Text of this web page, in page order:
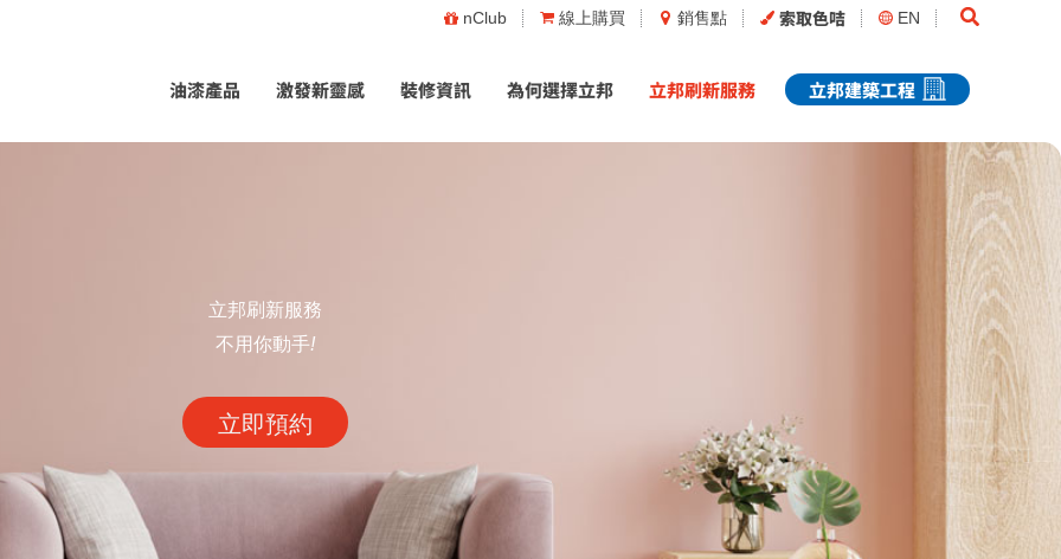
nClub 線上購買 銷售點 索取色咭 EN Search
油漆產品 激發新靈感 裝修資訊 為何選擇立邦 立邦刷新服務 立邦建築工程
立邦刷新服務
不用你動手!
立即預約